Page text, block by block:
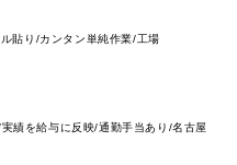
貼り/カンタン単純作業/工場
績を給与に反映/通勤手当あり/名古屋